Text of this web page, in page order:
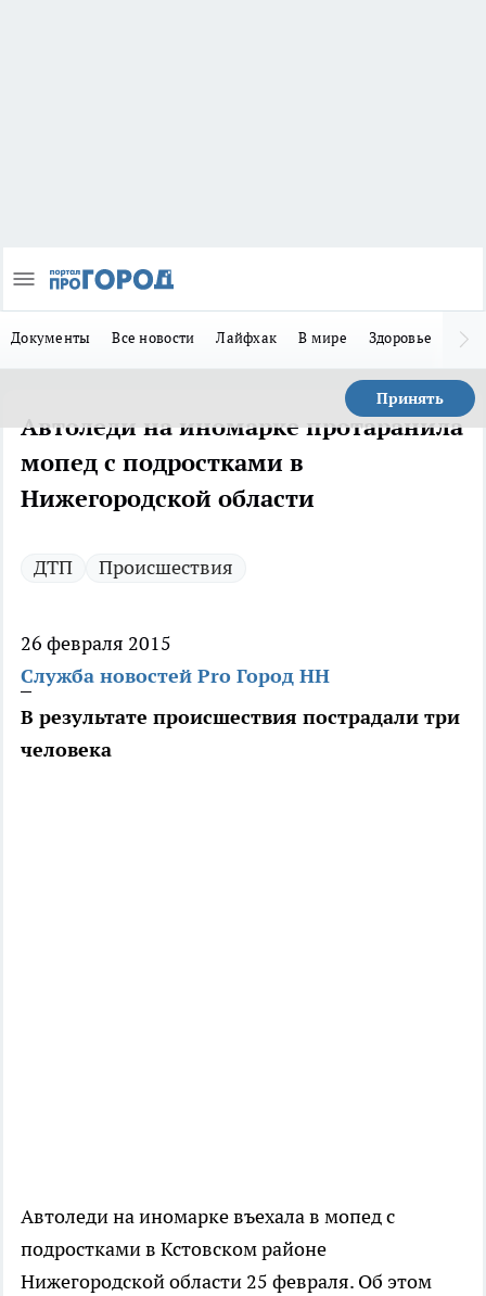
Документы Все новости Лайфхак В мире Здоровье
Принять
Автоледи на иномарке протаранила
мопед с подростками в
Нижегородской области
ДТП Происшествия
26 февраля 2015
Служба новостей Pro Город НН
В результате происшествия пострадали три
человека
Автоледи на иномарке въехала в мопед с
подростками в Кстовском районе
Нижегородской области 25 февраля. Об этом